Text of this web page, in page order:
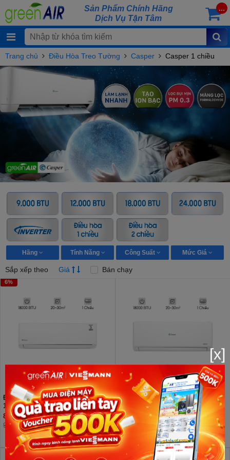
Sản Phẩm Chính Hãng
Dịch Vụ Tận Tâm
...
Trang chủ Điều Hòa Treo Tường Casper Casper 1 chiều
Hãng Tính Năng Công Suất Mức Giá
Sắp xếp theo Giá Bán chạy
6%
Điều hòa Casper 1 chiều
18000BTU SC-18FB36M
8.700.000đ
9.300.000đ
Điều hòa Casper Inverter 1 chiều
18000 BTU GC-18IS33
9.150.000đ
[x]